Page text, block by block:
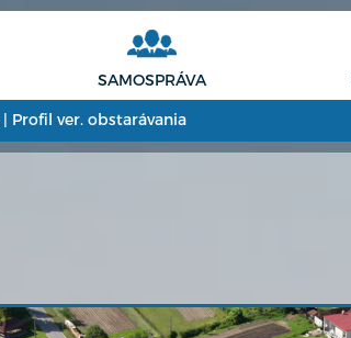
SAMOSPRÁVA
| Profil ver. obstarávania